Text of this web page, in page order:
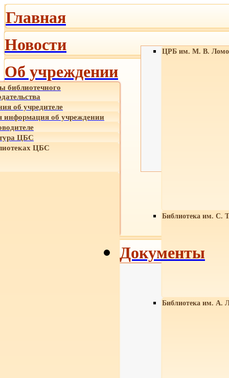
Главная
Новости
Об учреждении
библиотечного
об учредителе
об учреждении
ЦБС
ЦБС
ЦРБ им. М. В.
Библиотека им. С.
Библиотека им. А.
Документы